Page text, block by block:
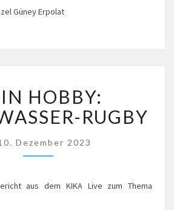
Güney Erpolat
HOBBY:
UNTERWASSER-
RUGBY
HOBBY:
RUGBY
Dezember 2023
aus dem KIKA Live zum Thema